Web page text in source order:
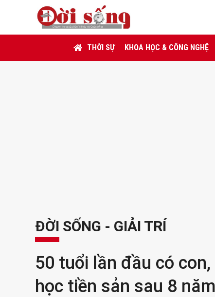
THỜI SỰ KHOA HỌC & CÔNG NGHỆ
ĐỜI SỐNG - GIẢI TRÍ
50 tuổi lần đầu có
học tiền sản sau 8